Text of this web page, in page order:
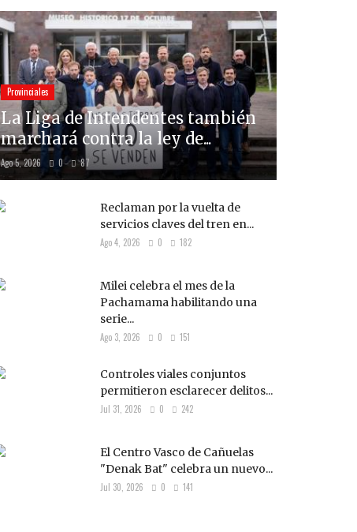
Provinciales
La Liga de Intendentes también
marchará contra la ley de...
Ago 5, 2026 0 87
Reclaman por la vuelta de
servicios claves del tren en...
Ago 4, 2026 0 182
Milei celebra el mes de la
Pachamama habilitando una
serie...
Ago 3, 2026 0 151
Controles viales conjuntos
permitieron esclarecer delitos...
Jul 31, 2026 0 242
El Centro Vasco de Cañuelas
"Denak Bat" celebra un nuevo...
Jul 30, 2026 0 141